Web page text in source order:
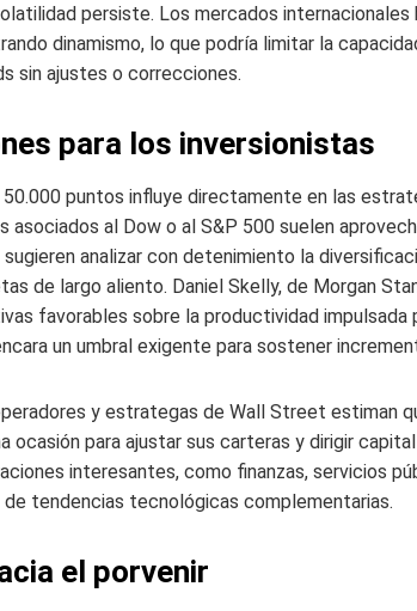
persiste. Los mercados
dinamismo, lo que podría limitar la
sin ajustes o correcciones.
para los inversionistas
puntos influye directamente en las
asociados al Dow o al S&P 500 suelen
analizar con detenimiento la
de largo aliento. Daniel Skelly, de Morgan
favorables sobre la productividad impulsada
un umbral exigente para sostener
y estrategas de Wall Street estiman
ocasión para ajustar sus carteras y dirigir
interesantes, como finanzas, servicios
tendencias tecnológicas complementarias.
el porvenir